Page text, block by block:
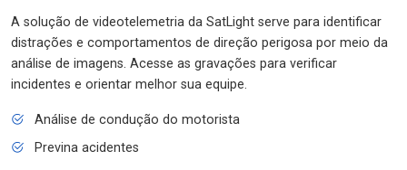
A solução de videotelemetria da SatLight serve para identificar
distrações e comportamentos de direção perigosa por meio da
análise de imagens. Acesse as gravações para verificar
incidentes e orientar melhor sua equipe.
Análise de condução do motorista
Previna acidentes